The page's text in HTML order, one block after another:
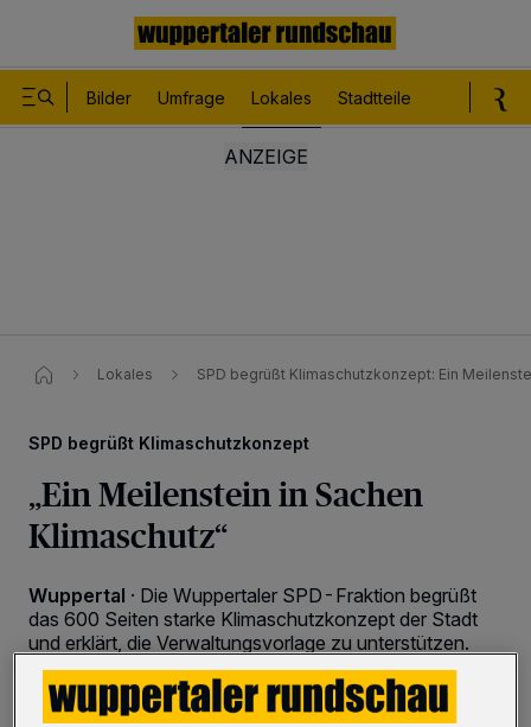
Bilder Umfrage Lokales Stadtteile
Lokales SPD begrüßt Klimaschutzkonzept: Ein
SPD begrüßt Klimaschutzkonzept
„Ein Meilenstein in Sachen
Klimaschutz“
Wuppertal · Die Wuppertaler SPD-Fraktion begrüßt
das 600 Seiten starke Klimaschutzkonzept der Stadt
und erklärt, die Verwaltungsvorlage zu unterstützen.
„Das über 600 Seiten starke Klimaschutzkonzept ist ein
wichtiger Meilenstein auf dem Weg zu einer
klimagerechten Stadt“, so Frank Lindgren,